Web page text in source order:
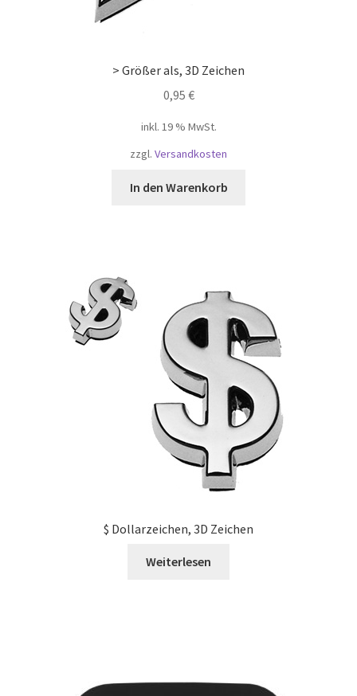
> Größer als, 3D Zeichen
0,95 €
inkl. 19 % MwSt.
zzgl. Versandkosten
In den Warenkorb
$ Dollarzeichen, 3D Zeichen
Weiterlesen